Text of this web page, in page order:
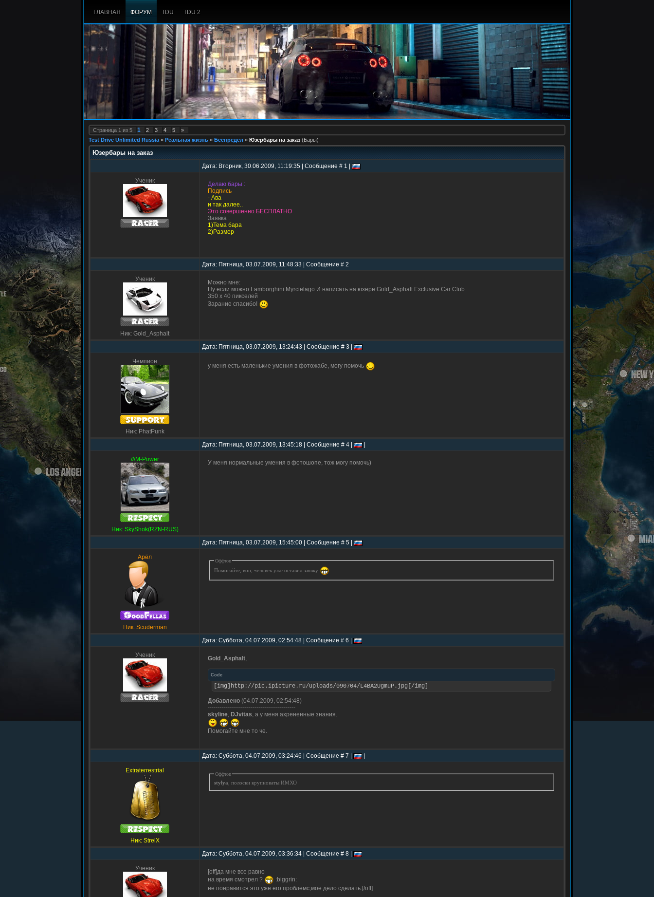
ГЛАВНАЯ ФОРУМ TDU TDU 2
Страница 1 из 5 1 2 3 4 5
»
Test Drive Unlimited Russia » Реальная жизнь » Беспредел » Юзербары на заказ (Бары)
Юзербары на заказ
Дата: Вторник, 30.06.2009, 11:19:35 | Сообщение # 1 |
Ученик
Делаю бары :
Подпись
- Ава
и так далее..
Это совершенно БЕСПЛАТНО
Заявка :
1)Тема бара
2)Размер
Дата: Пятница, 03.07.2009, 11:48:33 | Сообщение # 2
Ученик
Ник: Gold_Asphalt
Можно мне:
Ну если можно Lamborghini Myrcielago И написать на юзере Gold_Asphalt Exclusive Car Club
350 x 40 пикселей
Зарание спасибо!
Дата: Пятница, 03.07.2009, 13:24:43 | Сообщение # 3 |
Чемпион
Ник: PhatPunk
у меня есть маленькие умения в фотожабе, могу помочь
Дата: Пятница, 03.07.2009, 13:45:18 | Сообщение # 4 |
///M-Power
Ник: SkyShok(RZN-RUS)
У меня нормальные умения в фотошопе, тож могу помочь)
Дата: Пятница, 03.07.2009, 15:45:00 | Сообщение # 5 |
Арёл
Ник: Scuderman
Оффтоп
Помогайте, вон, человек уже оставил заявку
Дата: Суббота, 04.07.2009, 02:54:48 | Сообщение # 6 |
Ученик Gold_Asphalt,
Code
[img]http://pic.ipicture.ru/uploads/090704/L4BA2UgmuP.jpg[/img]
Добавлено (04.07.2009, 02:54:48)
---------------------------------------------
skyline, DJvitas, а у меня ахрененные знания.
Помогайте мне то че.
Дата: Суббота, 04.07.2009, 03:24:46 | Сообщение # 7 |
Extraterrestrial
Ник: StrelX
Оффтоп
stylya , полоски крупноваты ИМХО
Дата: Суббота, 04.07.2009, 03:36:34 | Сообщение # 8 |
Ученик
[off]да мне все равно
на время смотрел ?
:biggrin:
не понравится это уже его проблемс,мое дело сделать.[/off]